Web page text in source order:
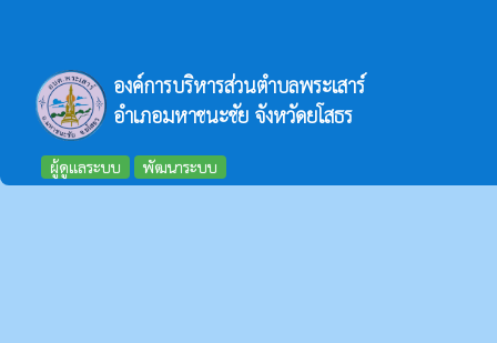
องค์การบริหารส่วนตำบลพระเสาร์
อำเภอมหาชนะชัย จังหวัดยโสธร
ผู้ดูแลระบบ พัฒนาระบบ